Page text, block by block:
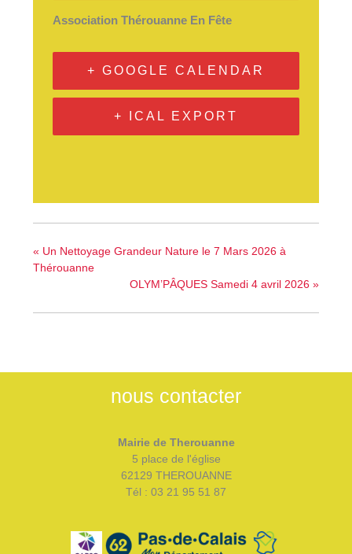
Association Thérouanne En Fête
+ GOOGLE CALENDAR
+ ICAL EXPORT
« Un Nettoyage Grandeur Nature le 7 Mars 2026 à
Thérouanne
OLYM’PÂQUES Samedi 4 avril 2026 »
nous contacter
Mairie de Therouanne
5 place de l'église
62129 THEROUANNE
Tél : 03 21 95 51 87